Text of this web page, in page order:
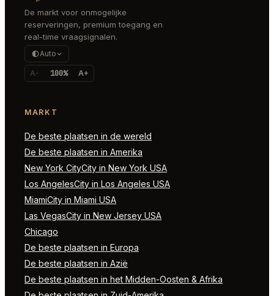
De markt voor onmogelijke
reserveringen, premium toegang en
real-time vraagsignalen.
Auto
A- 100% A+
MARKT
De beste plaatsen in de wereld
De beste plaatsen in Amerika
New York CityCity in New York USA
Los AngelesCity in Los Angeles USA
MiamiCity in Miami USA
Las VegasCity in New Jersey USA
Chicago
De beste plaatsen in Europa
De beste plaatsen in Azië
De beste plaatsen in het Midden-Oosten & Afrika